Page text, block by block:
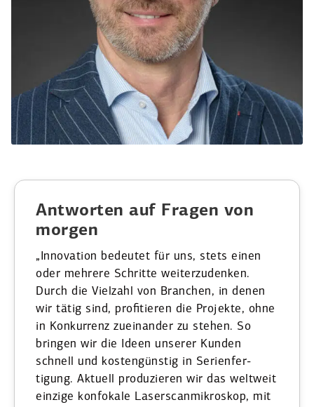
Antworten auf Fragen von
morgen
„Innovation bedeutet für uns, stets einen
oder mehrere Schritte weiter­zu­denken.
Durch die Vielzahl von Branchen, in denen
wir tätig sind, profi­tieren die Projekte, ohne
in Konkurrenz zuein­ander zu stehen. So
bringen wir die Ideen unserer Kunden
schnell und kosten­günstig in Serien­fer­
tigung. Aktuell produ­zieren wir das weltweit
einzige konfokale Laser­scan­mi­kroskop, mit